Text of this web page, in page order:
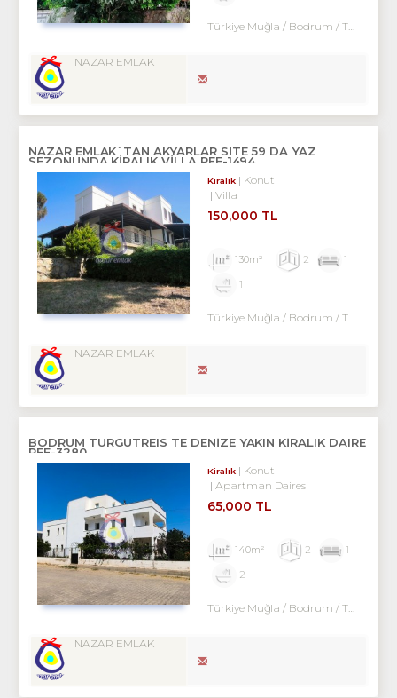
Türkiye Muğla / Bodrum / Turgutreis
NAZAR EMLAK
NAZAR EMLAK`TAN AKYARLAR SİTE 59 DA YAZ
SEZONUNDA KİRALIK VİLLA REF-1494
Kiralık
Konut
Villa
150,000 TL
130m² 2
1
1
Türkiye Muğla / Bodrum / Turgutreis
NAZAR EMLAK
BODRUM TURGUTREIS TE DENİZE YAKIN KİRALIK DAIRE
REF-3280
Kiralık
Konut
Apartman Dairesi
65,000 TL
140m² 2
1
2
Türkiye Muğla / Bodrum / Turgutreis
NAZAR EMLAK